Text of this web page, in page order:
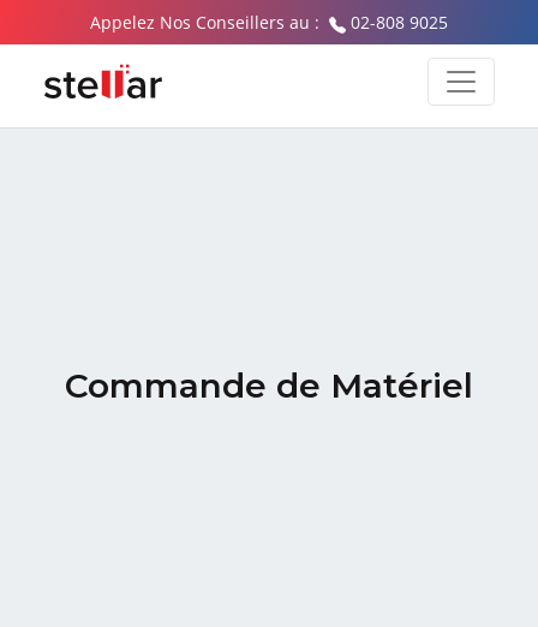
Appelez Nos Conseillers au : 02-808 9025
Commande de Matériel